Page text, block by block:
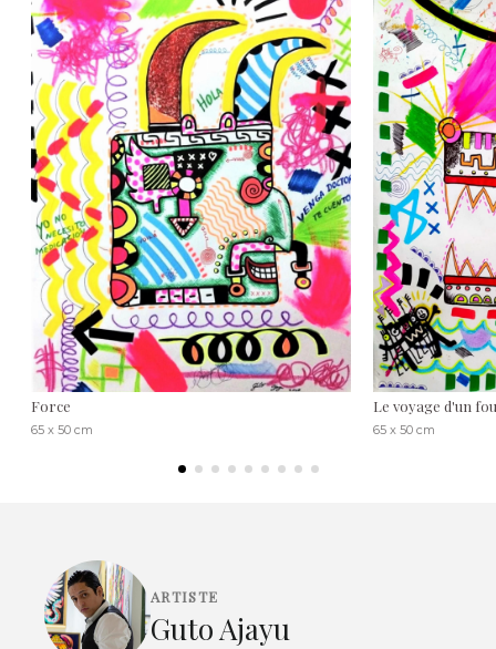
Force
65 x 50 cm
Le voyage d'un
65 x 50 cm
ARTISTE
Guto Ajayu